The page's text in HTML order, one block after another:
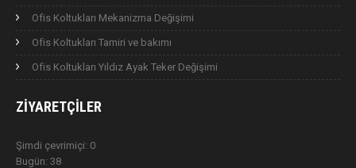
Ofis Koltukları Mekanizma Değişimi
Ofis Koltukları Tamiri ve bakımı
Ofis Koltukları Yıldız Ayak Teker Değişimi
ZIYARETÇILER
Şimdi çevrimiçi: 0
Bugün: 38